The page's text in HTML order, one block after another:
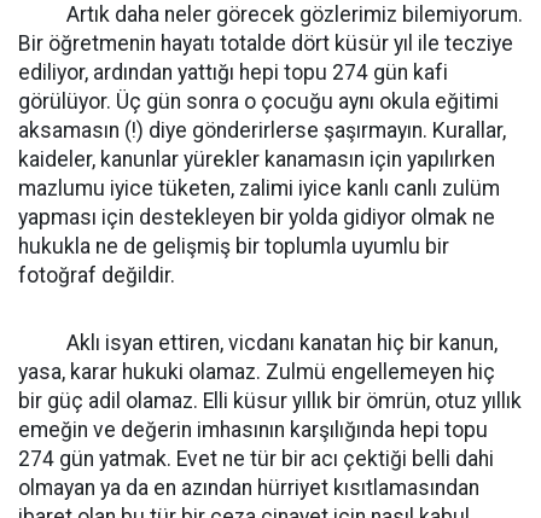
Artık daha neler görecek gözlerimiz bilemiyorum.
Bir öğretmenin hayatı totalde dört küsür yıl ile tecziye
ediliyor, ardından yattığı hepi topu 274 gün kafi
görülüyor. Üç gün sonra o çocuğu aynı okula eğitimi
aksamasın (!) diye gönderirlerse şaşırmayın. Kurallar,
kaideler, kanunlar yürekler kanamasın için yapılırken
mazlumu iyice tüketen, zalimi iyice kanlı canlı zulüm
yapması için destekleyen bir yolda gidiyor olmak ne
hukukla ne de gelişmiş bir toplumla uyumlu bir
fotoğraf değildir.
Aklı isyan ettiren, vicdanı kanatan hiç bir kanun,
yasa, karar hukuki olamaz. Zulmü engellemeyen hiç
bir güç adil olamaz. Elli küsur yıllık bir ömrün, otuz yıllık
emeğin ve değerin imhasının karşılığında hepi topu
274 gün yatmak. Evet ne tür bir acı çektiği belli dahi
olmayan ya da en azından hürriyet kısıtlamasından